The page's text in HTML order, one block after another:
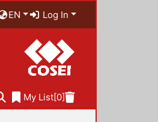
EN Log In
My List[0]